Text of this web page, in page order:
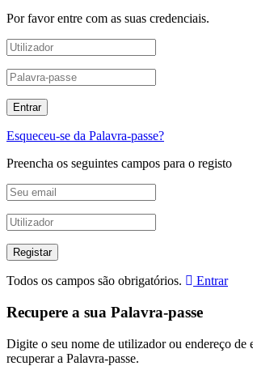
Por favor entre com as suas credenciais.
Esqueceu-se da Palavra-passe?
Preencha os seguintes campos para o registo
Todos os campos são obrigatórios. Entrar
Recupere a sua Palavra-passe
Digite o seu nome de utilizador ou endereço de
recuperar a Palavra-passe.